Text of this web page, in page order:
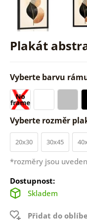
Plakát
Vyberte barvu
Vyberte rozměr
20x30 30x45
*rozměry jsou
Dostupnost:
Skladem
Přidat do